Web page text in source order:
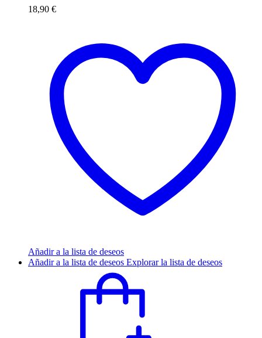
18,90 €
Añadir a la lista de deseos
Añadir a la lista de deseos Explorar la lista de deseos